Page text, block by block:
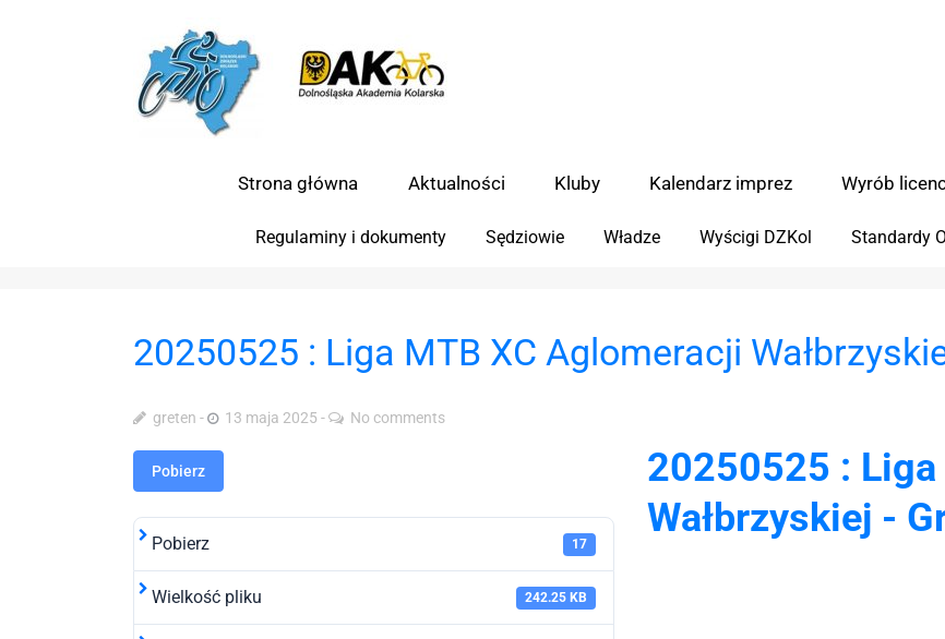
Strona główna Aktualności Kluby Kalendarz imprez Wyrób
Regulaminy i dokumenty Sędziowie Władze Wyścigi DZKol Standardy
20250525 : Liga MTB XC Aglomeracji
greten 13 maja 2025 No comments
Pobierz
Pobierz 17
Wielkość pliku 242.25 KB
20250525 :
Wałbrzyskiej -